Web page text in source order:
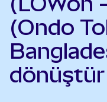
(Ondo
dönüştür